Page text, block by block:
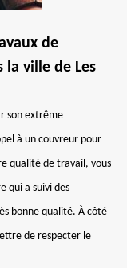
de
la ville de Les
son extrême
à un couvreur pour
qualité de travail, vous
qui a suivi des
bonne qualité. À côté
de respecter le